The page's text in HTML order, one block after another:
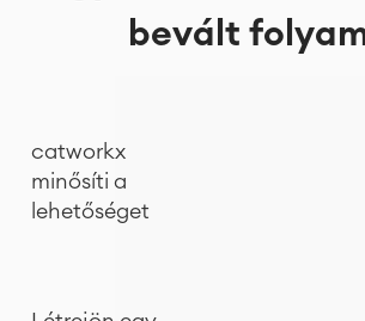
bevált
catworkx
minősíti a
lehetőséget